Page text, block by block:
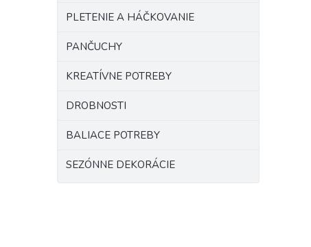
PLETENIE A HÁČKOVANIE
PANČUCHY
KREATÍVNE POTREBY
DROBNOSTI
BALIACE POTREBY
SEZÓNNE DEKORÁCIE